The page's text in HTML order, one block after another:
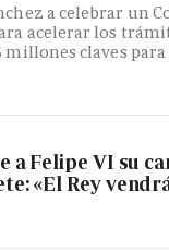
a celebrar un
acelerar los
claves para
a Felipe VI su
«El Rey